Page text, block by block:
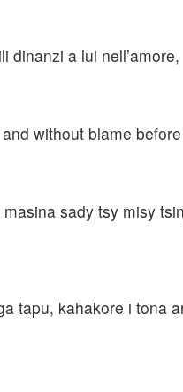
dinanzi a lui nell’amore,
without blame
sady tsy misy
tapu, kahakore i tona